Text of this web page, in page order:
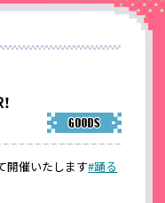
開催いたします#踊る